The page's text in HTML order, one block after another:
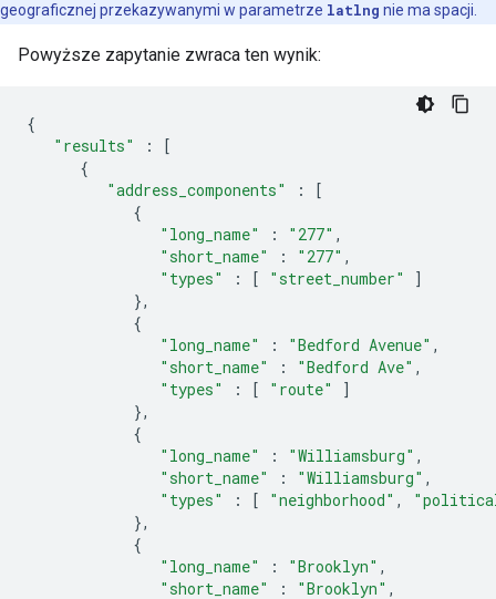
geograficznej przekazywanymi w parametrze latlng nie ma spacji.
Powyższe zapytanie zwraca ten wynik:
{
"results"
:
[
{
"address_components"
:
[
{
"long_name"
: "277" ,
"short_name"
: "277" ,
"types"
: [ "street_number"
]
},
{
"long_name"
: "Bedford Avenue" ,
"short_name"
: "Bedford Ave" ,
"types"
: [ "route"
]
},
{
"long_name"
: "Williamsburg" ,
"short_name"
: "Williamsburg" ,
"types"
: [ "neighborhood" ,
},
{
"long_name"
: "Brooklyn" ,
"short_name"
: "Brooklyn" ,